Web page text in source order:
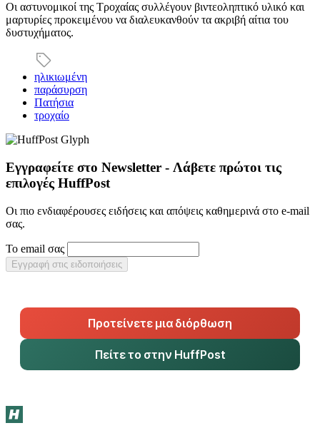
Οι αστυνομικοί της Τροχαίας συλλέγουν βιντεοληπτικό υλικό και
μαρτυρίες προκειμένου να διαλευκανθούν τα ακριβή αίτια του
δυστυχήματος.
ηλικιωμένη
παράσυρση
Πατήσια
τροχαίο
Εγγραφείτε στο Newsletter - Λάβετε πρώτοι τις
επιλογές HuffPost
Οι πιο ενδιαφέρουσες ειδήσεις και απόψεις καθημερινά στο e-mail
σας.
Το email σας
Εγγραφή στις ειδοποιήσεις
Προτείνετε μια διόρθωση
Πείτε το στην HuffPost